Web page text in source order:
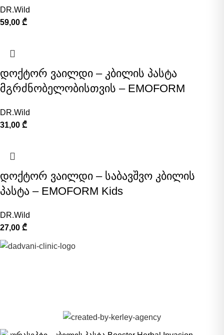
DR.Wild
59,00 ₾
დოქტორ ვაილდი – კბილის პასტა
მგრძნობელობისთვის – EMOFORM
DR.Wild
31,00 ₾
დოქტორ ვაილდი – საბავშვო კბილის
პასტა – EMOFORM Kids
DR.Wild
27,00 ₾